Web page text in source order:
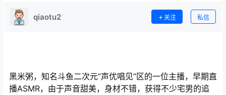
qiaotu2 关注 私信
黑米粥，知名斗鱼二次元“声优唱见”区的一位主播，早期直
播ASMR，由于声音甜美，身材不错，获得不少宅男的追